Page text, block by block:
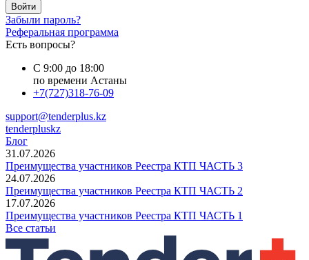
Войти
Забыли пароль?
Реферальная программа
Есть вопросы?
С 9:00 до 18:00
по времени Астаны
+7(727)318-76-09
support@tenderplus.kz
tenderpluskz
Блог
31.07.2026
Преимущества участников Реестра КТП ЧАСТЬ 3
24.07.2026
Преимущества участников Реестра КТП ЧАСТЬ 2
17.07.2026
Преимущества участников Реестра КТП ЧАСТЬ 1
Все статьи